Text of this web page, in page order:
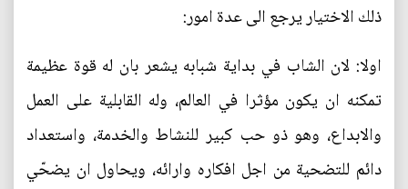
ذلك الاختيار يرجع الى عدة امور:
اولا: لان الشاب في بداية شبابه يشعر بان له قوة عظيمة
تمكنه ان يكون مؤثرا في العالم، وله القابلية على العمل
والابداع، وهو ذو حب كبير للنشاط والخدمة، واستعداد
دائم للتضحية من اجل افكاره وارائه، ويحاول ان يضحّي